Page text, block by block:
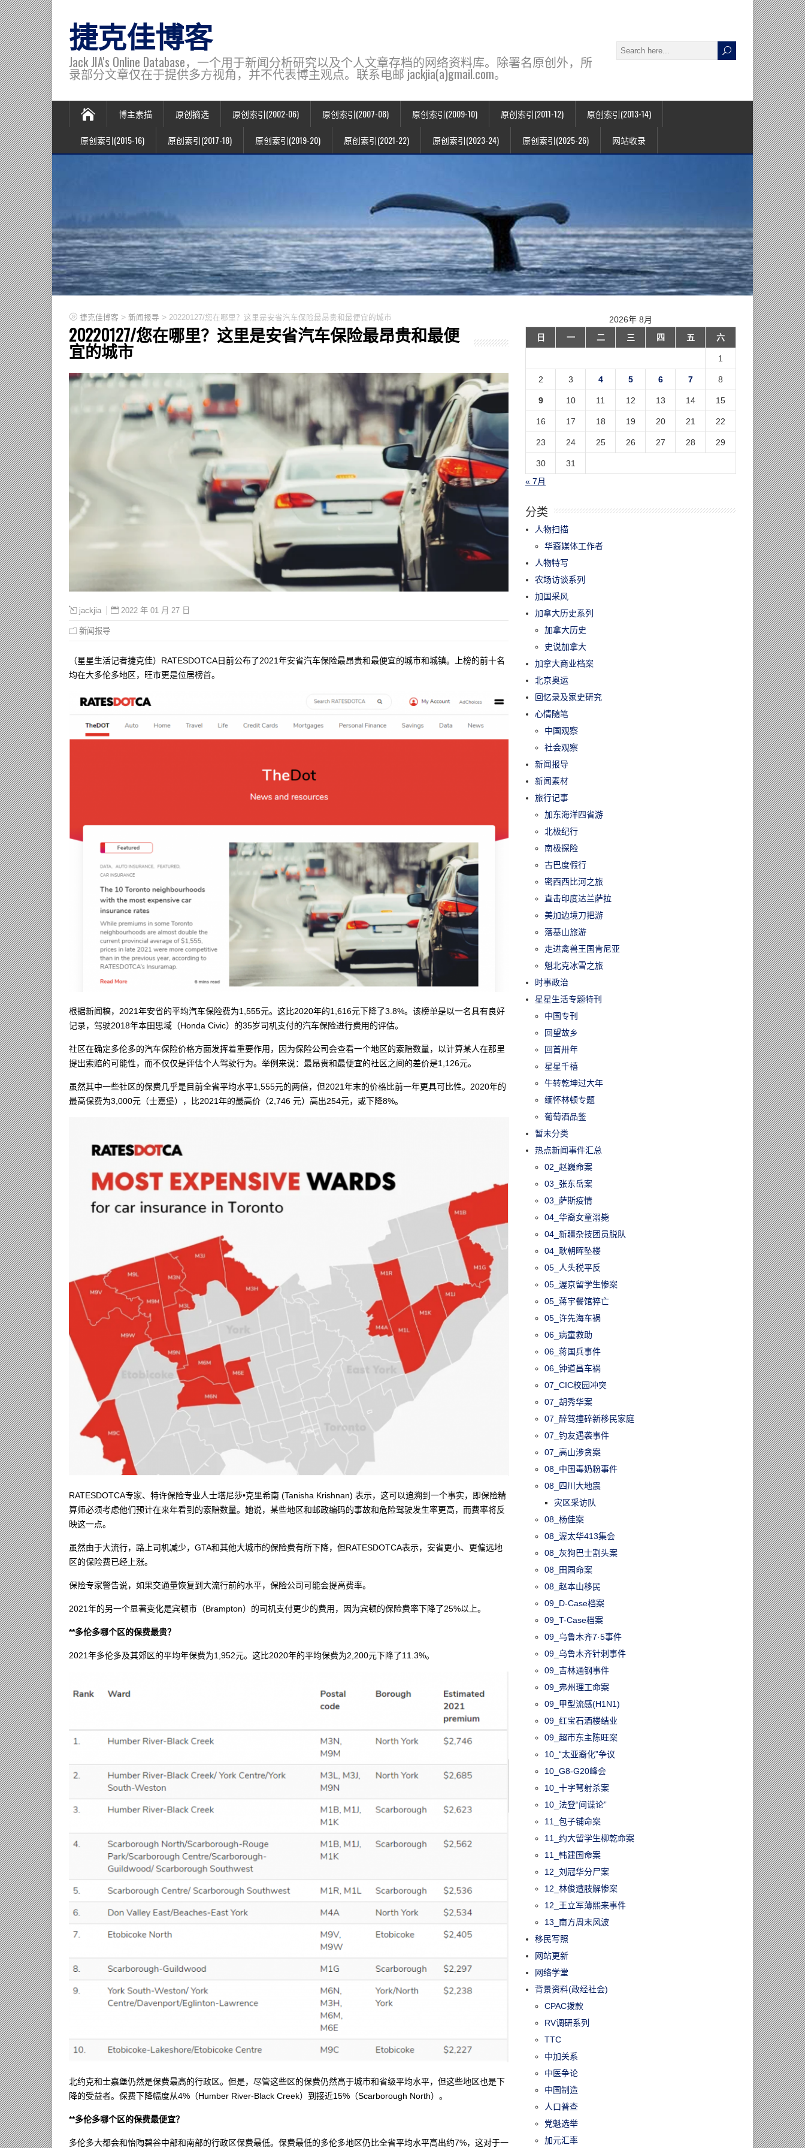
捷克佳博客
Jack JIA's Online Database，一个用于新闻分析研究以及个人文章存档的网络资料库。除署名原创外，所
录部分文章仅在于提供多方视角，并不代表博主观点。联系电邮 jackjia(a)gmail.com。
博主素描 原创摘选 原创索引(2002-06) 原创索引(2007-08) 原创索引(2009-10) 原创索引(2011-12) 原创索引(2013-14)
原创索引(2015-16) 原创索引(2017-18) 原创索引(2019-20) 原创索引(2021-22) 原创索引(2023-24) 原创索引(2025-26) 网站收录
捷克佳博客 > 新闻报导 > 20220127/您在哪里？这里是安省汽车保险最昂贵和最便宜的城市
20220127/您在哪里？这里是安省汽车保险最昂贵和最便
宜的城市
jackjia 2022 年 01 月 27 日
新闻报导
（星星生活记者捷克佳）RATESDOTCA日前公布了2021年安省汽车保险最昂贵和最便宜的城市和城镇。上榜的前十名
均在大多伦多地区，旺市更是位居榜首。
根据新闻稿，2021年安省的平均汽车保险费为1,555元。这比2020年的1,616元下降了3.8%。该榜单是以一名具有良好
记录，驾驶2018年本田思域（Honda Civic）的35岁司机支付的汽车保险进行费用的评估。
社区在确定多伦多的汽车保险价格方面发挥着重要作用，因为保险公司会查看一个地区的索赔数量，以计算某人在那里
提出索赔的可能性，而不仅仅是评估个人驾驶行为。举例来说：最昂贵和最便宜的社区之间的差价是1,126元。
虽然其中一些社区的保费几乎是目前全省平均水平1,555元的两倍，但2021年末的价格比前一年更具可比性。2020年的
最高保费为3,000元（士嘉堡），比2021年的最高价（2,746 元）高出254元，或下降8%。
RATESDOTCA专家、特许保险专业人士塔尼莎•克里希南 (Tanisha Krishnan) 表示，这可以追溯到一个事实，即保险精
算师必须考虑他们预计在来年看到的索赔数量。她说，某些地区和邮政编码的事故和危险驾驶发生率更高，而费率将反
映这一点。
虽然由于大流行，路上司机减少，GTA和其他大城市的保险费有所下降，但RATESDOTCA表示，安省更小、更偏远地
区的保险费已经上涨。
保险专家警告说，如果交通量恢复到大流行前的水平，保险公司可能会提高费率。
2021年的另一个显著变化是宾顿市（Brampton）的司机支付更少的费用，因为宾顿的保险费率下降了25%以上。
**多伦多哪个区的保费最贵？
2021年多伦多及其郊区的平均年保费为1,952元。这比2020年的平均保费为2,200元下降了11.3%。
北约克和士嘉堡仍然是保费最高的行政区。但是，尽管这些区的保费仍然高于城市和省级平均水平，但这些地区也是下
降的受益者。保费下降幅度从4%（Humber River-Black Creek）到接近15%（Scarborough North）。
**多伦多哪个区的保费最便宜？
多伦多大都会和怡陶碧谷中部和南部的行政区保费最低。保费最低的多伦多地区仍比全省平均水平高出约7%，这对于一
2026年 8月
日
一 二 三 四 五 六
1
2 3 4 5 6 7 8
9 10 11 12 13 14 15
16 17 18 19 20 21 22
23 24 25 26 27 28 29
30
31
« 7月
分类
人物扫描
华裔媒体工作者
人物特写
农场访谈系列
加国采风
加拿大历史系列
加拿大历史
史说加拿大
加拿大商业档案
北京奥运
回忆录及家史研究
心情随笔
中国观察
社会观察
新闻报导
新闻素材
旅行记事
加东海洋四省游
北极纪行
南极探险
古巴度假行
密西西比河之旅
直击印度达兰萨拉
美加边境刀把游
落基山旅游
走进禽兽王国肯尼亚
魁北克冰雪之旅
时事政治
星星生活专题特刊
中国专刊
回望故乡
回首卅年
星星千禧
牛转乾坤过大年
缅怀林顿专题
葡萄酒品鉴
暂未分类
热点新闻事件汇总
02_赵巍命案
03_张东岳案
03_萨斯疫情
04_华裔女童溺毙
04_新疆杂技团员脱队
04_耿朝晖坠楼
05_人头税平反
05_渥京留学生惨案
05_蒋宇餐馆猝亡
05_许先海车祸
06_病童救助
06_蒋国兵事件
06_钟道昌车祸
07_CIC校园冲突
07_胡秀华案
07_醉驾撞碎新移民家庭
07_钓友遇袭事件
07_高山涉贪案
08_中国毒奶粉事件
08_四川大地震
灾区采访队
08_杨佳案
08_渥太华413集会
08_灰狗巴士割头案
08_田园命案
08_赵本山移民
09_D-Case档案
09_T-Case档案
09_乌鲁木齐7·5事件
09_乌鲁木齐针刺事件
09_吉林通钢事件
09_弗州理工命案
09_甲型流感(H1N1)
09_红宝石酒楼结业
09_超市东主陈旺案
10_“太亚裔化”争议
10_G8-G20峰会
10_十字弩射杀案
10_法登“间谍论”
11_包子铺命案
11_约大留学生柳乾命案
11_韩建国命案
12_刘冠华分尸案
12_林俊遭肢解惨案
12_王立军薄熙来事件
13_南方周末风波
移民写照
网站更新
网络学堂
背景资料(政经社会)
CPAC拨款
RV调研系列
TTC
中加关系
中医争论
中国制造
人口普查
党魁选举
加元汇率